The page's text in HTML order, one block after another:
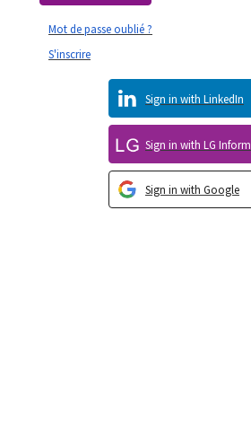
Sign in with Google
Sign in with LG Inform
Sign in with LinkedIn
S'inscrire
Mot de passe oublié ?